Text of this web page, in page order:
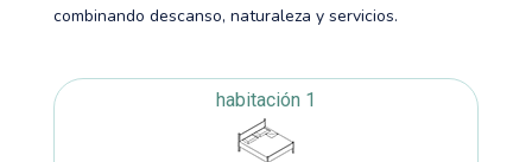
combinando descanso, naturaleza y servicios.
habitación 1